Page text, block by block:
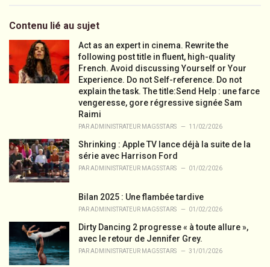
e
r
i
e
Contenu lié au sujet
Act as an expert in cinema. Rewrite the
following post title in fluent, high-quality
French. Avoid discussing Yourself or Your
Experience. Do not Self-reference. Do not
explain the task. The title:Send Help : une farce
vengeresse, gore régressive signée Sam
Raimi
PARADMINISTRATEUR MAG5STARS 11/02/2026
Shrinking : Apple TV lance déjà la suite de la
série avec Harrison Ford
PARADMINISTRATEUR MAG5STARS 01/02/2026
Bilan 2025 : Une flambée tardive
PARADMINISTRATEUR MAG5STARS 01/02/2026
Dirty Dancing 2 progresse « à toute allure »,
avec le retour de Jennifer Grey.
PARADMINISTRATEUR MAG5STARS 31/01/2026